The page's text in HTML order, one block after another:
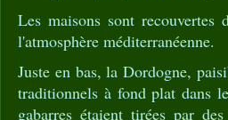
Les maisons sont
l'atmosphère méditerranéenne.
Juste en bas, la Dordogne,
traditionnels à fond plat dans
gabarres étaient tirées par